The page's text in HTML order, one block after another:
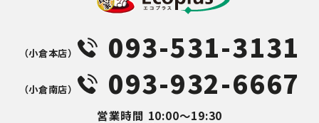
（⼩倉本店） 093-531-3131
（⼩倉南店） 093-932-6667
営業時間 10:00～19:30